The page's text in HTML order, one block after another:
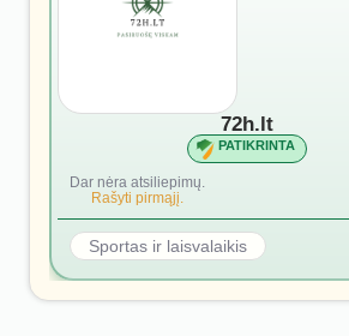
72h.lt
PATIKRINTA
Dar nėra atsiliepimų.
Rašyti pirmąjį.
Sportas ir laisvalaikis